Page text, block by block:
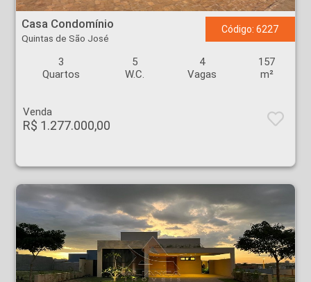
Casa Condomínio - Quintas de São José - Ribeirão Preto
Casa Condomínio
Quintas de São José
Código: 6227
3
Quartos
5
W.C.
4
Vagas
157
m²
Venda
R$ 1.277.000,00